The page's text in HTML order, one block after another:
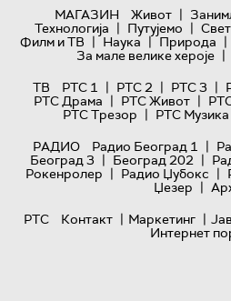
МАГАЗИН
Живот |
Технологијa | Путујемо |
Филм и ТВ | Наука | Природа |
За мале велике хероје |
ТВ
РТС 1 | РТС 2 | РТС 3 |
РТС Драма | РТС Живот |
РТС Трезор | РТС Музика
РАДИО
Радио Београд 1 |
Београд 3 | Београд 202 |
Рокенролер | Радио Џубокс |
Џезер |
РТС
Контакт | Маркетинг |
Интернет